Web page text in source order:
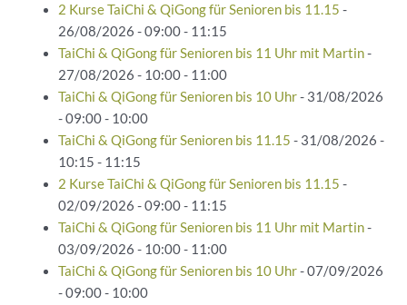
2 Kurse TaiChi & QiGong für Senioren bis 11.15 -
26/08/2026 - 09:00 - 11:15
TaiChi & QiGong für Senioren bis 11 Uhr mit Martin-
27/08/2026 - 10:00 - 11:00
TaiChi & QiGong für Senioren bis 10 Uhr- 31/08/2026
- 09:00 - 10:00
TaiChi & QiGong für Senioren bis 11.15 - 31/08/2026 -
10:15 - 11:15
2 Kurse TaiChi & QiGong für Senioren bis 11.15 -
02/09/2026 - 09:00 - 11:15
TaiChi & QiGong für Senioren bis 11 Uhr mit Martin-
03/09/2026 - 10:00 - 11:00
TaiChi & QiGong für Senioren bis 10 Uhr- 07/09/2026
- 09:00 - 10:00